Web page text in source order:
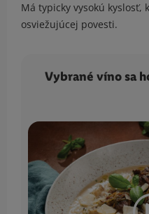
Má typicky vysokú kyslosť,
osviežujúcej povesti.
Vybrané víno sa